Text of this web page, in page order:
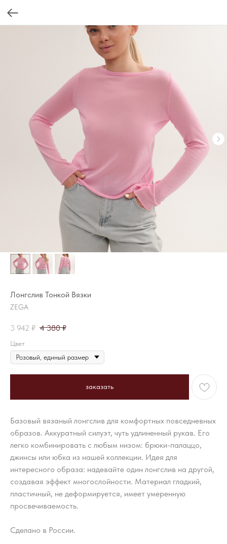
Лонгслив Тонкой Вязки
ZEGA
3 942 ₽ 4 380 ₽
Цвет
заказать
Базовый вязаный лонгслив для комфортных повседневных
образов. Аккуратный силуэт, чуть удлиненный рукав. Его
легко комбинировать с любым низом: брюки-палаццо,
джинсы или юбка из нашей коллекции. Идея для
интересного образа: надевайте один лонгслив на другой,
создавая эффект многослойности. Материал гладкий,
пластичный, не деформируется, имеет умеренную
просвечиваемость.
Сделано в России.